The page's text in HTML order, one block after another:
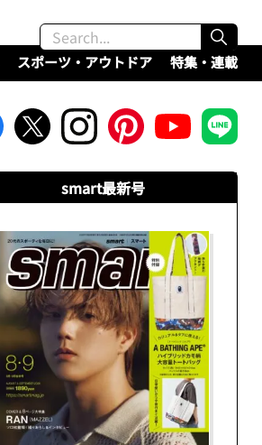
スポーツ・アウトドア 特集・連載
smart最新号